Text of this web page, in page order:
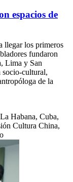
espacios de
llegar los primeros
fundaron
Lima y San
socio-cultural,
de la
Habana, Cuba,
Cultura China,